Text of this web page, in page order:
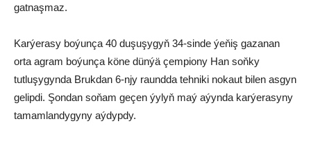
gatnaşmaz.
Karýerasy boýunça 40 duşuşygyň 34-sinde ýeňiş gazanan
orta agram boýunça köne dünýä çempiony Han soňky
tutluşygynda Brukdan 6-njy raundda tehniki nokaut bilen asgyn
gelipdi. Şondan soňam geçen ýylyň maý aýynda karýerasyny
tamamlandygyny aýdypdy.